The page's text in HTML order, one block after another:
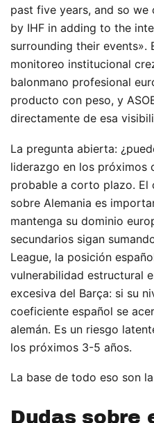
past five years, and so
by IHF in adding to the
surrounding their events».
monitoreo institucional
balonmano profesional
producto con peso, y
directamente de esa
La pregunta abierta:
liderazgo en los próximos
probable a corto plazo.
sobre Alemania es
mantenga su dominio
secundarios sigan
League, la posición
vulnerabilidad estructural
excesiva del Barça: si su
coeficiente español se
alemán. Es un riesgo
los próximos 3-5 años.
La base de todo eso son
Dudas sobre